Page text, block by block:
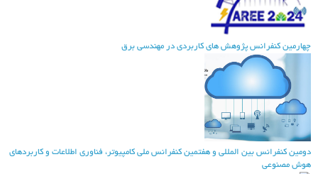
کنفرانس پژوهش های کاربردی در مهندسی برق
کنفرانس بین المللی و هفتمین کنفرانس ملی کامپیوتر، فناوری اطلاعات و کاربردهای
مصنوعی